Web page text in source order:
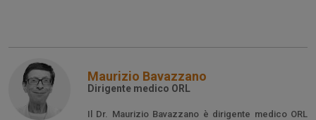
Maurizio Bavazzano
Dirigente medico ORL
Il Dr. Maurizio Bavazzano è dirigente medico ORL